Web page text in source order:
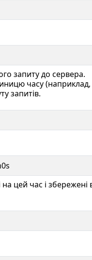
запиту до сервера.
часу
запитів.
цей час і збережені